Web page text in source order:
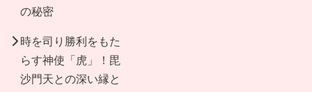
の秘密
時を司り勝利をもた
らす神使「虎」！毘
沙門天との深い縁と